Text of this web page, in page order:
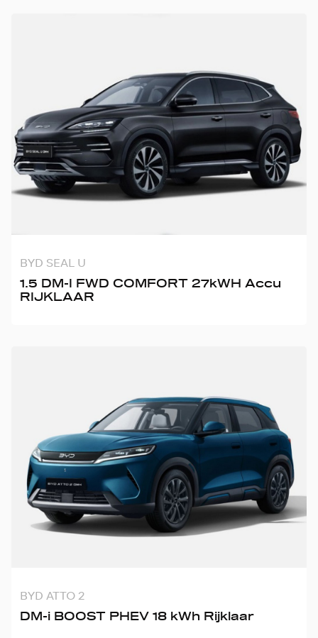
BYD SEAL U
1.5 DM-I FWD COMFORT 27kWH Accu
RIJKLAAR
BYD ATTO 2
DM-i BOOST PHEV 18 kWh Rijklaar